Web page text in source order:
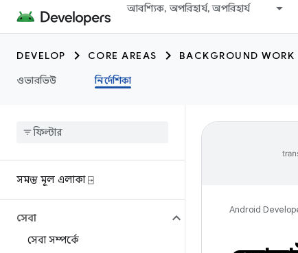
আবশ্যিক, অপরিহার্য, অপরিহার্য
DEVELOP CORE AREAS
BACKGROUND WORK
ওভারভিউ
নির্দেশিকা
সমস্ত মূল এলাকা ⍈
সেবা
সেবা সম্পর্কে
Android